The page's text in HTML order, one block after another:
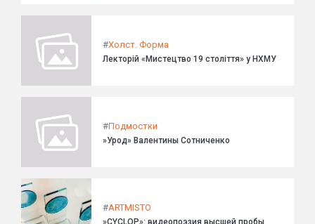
#Холст. Форма
Лекторій «Мистецтво 19 століття» у НХМУ
#Подмостки
»Урод» Валентины Сотниченко
#ARTMISTO
»CYCLOP»: видеопоэзия высшей пробы